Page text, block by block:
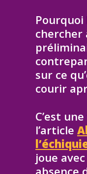
Pourquoi
chercher
sur ce
courir
C’est
l’article
joue
absence